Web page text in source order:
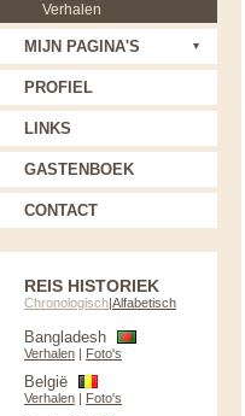
Verhalen
MIJN PAGINA'S
PROFIEL
LINKS
GASTENBOEK
CONTACT
REIS HISTORIEK
Chronologisch|Alfabetisch
Bangladesh
Verhalen | Foto's
België
Verhalen | Foto's